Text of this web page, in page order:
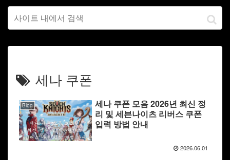
세나 쿠폰
Blog
세나 쿠폰 모음 2026년 최신 정
리 및 세븐나이츠 리버스 쿠폰
입력 방법 안내
2026.06.01